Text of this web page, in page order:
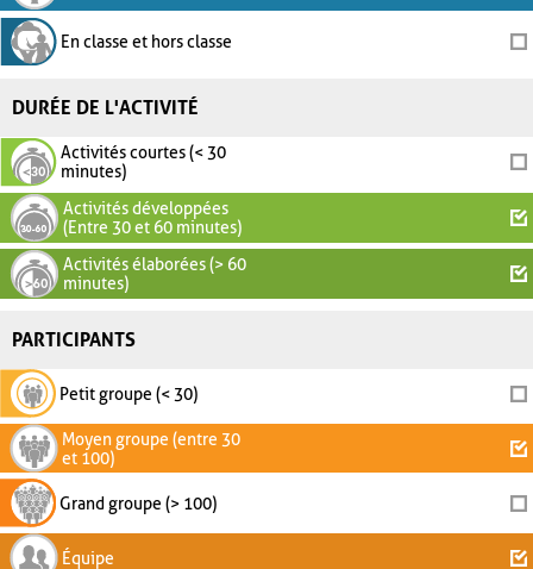
En classe et hors classe
DURÉE DE L'ACTIVITÉ
Activités courtes (< 30
minutes)
Activités développées
(Entre 30 et 60 minutes)
Activités élaborées (> 60
minutes)
PARTICIPANTS
Petit groupe (< 30)
Moyen groupe (entre 30
et 100)
Grand groupe (> 100)
Équipe